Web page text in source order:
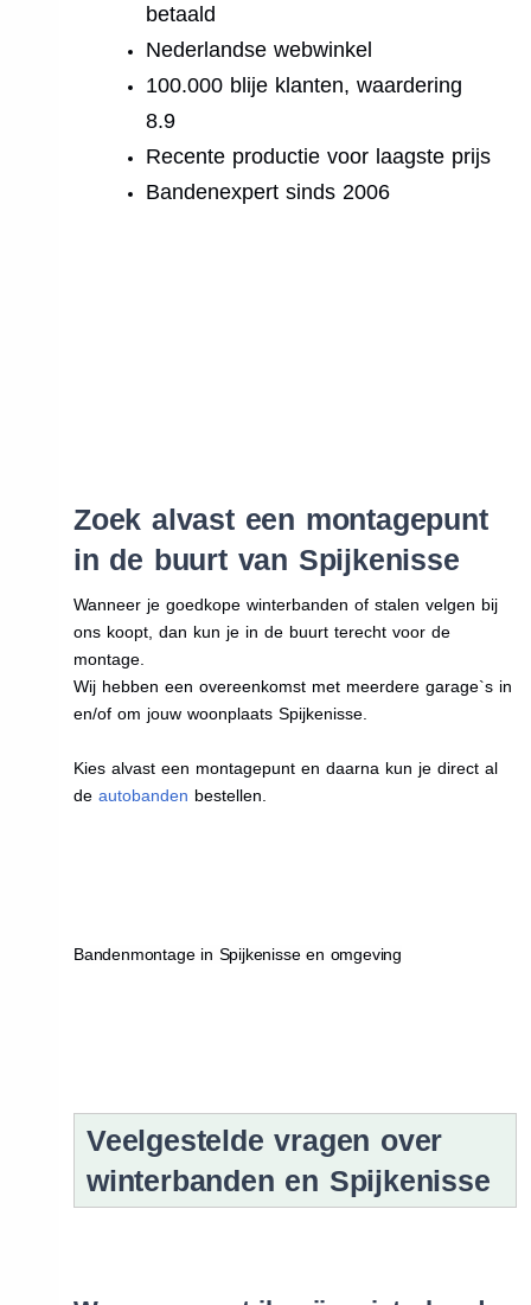
betaald
Nederlandse webwinkel
100.000 blije klanten, waardering
8.9
Recente productie voor laagste prijs
Bandenexpert sinds 2006
Zoek alvast een montagepunt
in de buurt van Spijkenisse
Wanneer je goedkope winterbanden of stalen velgen bij
ons koopt, dan kun je in de buurt terecht voor de
montage.
Wij hebben een overeenkomst met meerdere garage`s in
en/of om jouw woonplaats Spijkenisse.
Kies alvast een montagepunt en daarna kun je direct al
de autobanden bestellen.
Bandenmontage in Spijkenisse en omgeving
Veelgestelde vragen over
winterbanden en Spijkenisse